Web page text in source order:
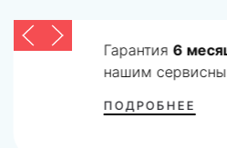
Гарантия 6
нашим
ПОДРОБНЕЕ